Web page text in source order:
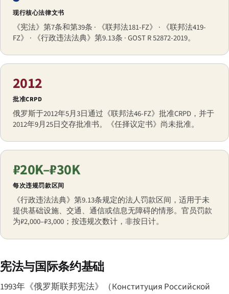
现行核心法律文书
《宪法》第7条和第39条 · 《联邦法181-FZ》 · 《联邦法419-
FZ》 · 《行政违法法典》第9.13条 · GOST R 52872-2019。
2012
批准CRPD
俄罗斯于2012年5月3日通过《联邦法46-FZ》批准CRPD，并于
2012年9月25日交存批准书。《任择议定书》尚未批准。
₽20K–₽30K
每次违规罚款区间
《行政违法法典》第9.13条规定的法人罚款区间，适用于未
提供基础设施、交通、通信或信息无障碍的情形。官员罚款
为₽2,000–₽3,000；按违规次数计，非按日计。
宪法与国际条约基础
1993年《俄罗斯联邦宪法》（Конституция Российской